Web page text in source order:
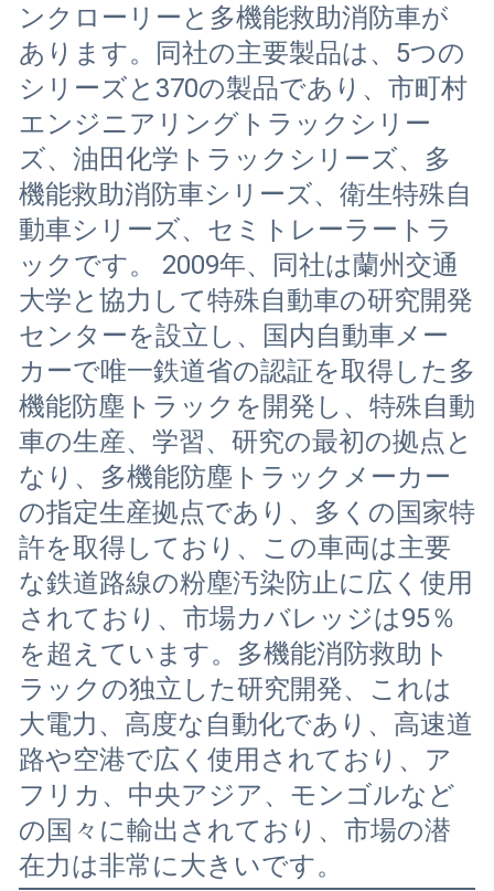
ンクローリーと多機能救助消防車が
あります。同社の主要製品は、5つの
シリーズと370の製品であり、市町村
エンジニアリングトラックシリー
ズ、油田化学トラックシリーズ、多
機能救助消防車シリーズ、衛生特殊自
動車シリーズ、セミトレーラートラ
ックです。 2009年、同社は蘭州交通
大学と協力して特殊自動車の研究開発
センターを設立し、国内自動車メー
カーで唯一鉄道省の認証を取得した多
機能防塵トラックを開発し、特殊自動
車の生産、学習、研究の最初の拠点と
なり、多機能防塵トラックメーカー
の指定生産拠点であり、多くの国家特
許を取得しており、この車両は主要
な鉄道路線の粉塵汚染防止に広く使用
されており、市場カバレッジは95％
を超えています。多機能消防救助ト
ラックの独立した研究開発、これは
大電力、高度な自動化であり、高速道
路や空港で広く使用されており、ア
フリカ、中央アジア、モンゴルなど
の国々に輸出されており、市場の潜
在力は非常に大きいです。